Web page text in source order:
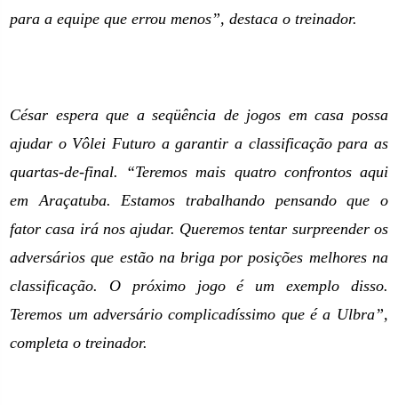
para a equipe que errou menos”, destaca o treinador.
César espera que a seqüência de jogos em casa possa
ajudar o Vôlei Futuro a garantir a classificação para as
quartas-de-final. “Teremos mais quatro confrontos aqui
em Araçatuba. Estamos trabalhando pensando que o
fator casa irá nos ajudar. Queremos tentar surpreender os
adversários que estão na briga por posições melhores na
classificação. O próximo jogo é um exemplo disso.
Teremos um adversário complicadíssimo que é a Ulbra”,
completa o treinador.